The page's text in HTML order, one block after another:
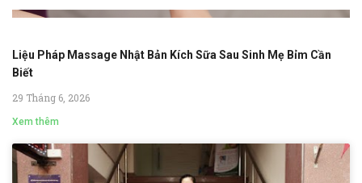
Liệu Pháp Massage Nhật Bản Kích Sữa Sau Sinh Mẹ Bỉm Cần
Biết
29 Tháng 6, 2026
Xem thêm